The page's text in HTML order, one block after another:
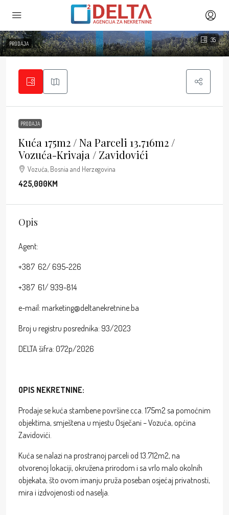
35
PRODAJA
PRODAJA
Kuća 175m2 / Na Parceli 13.716m2 /
Vozuća-Krivaja / Zavidovići
Vozuća, Bosnia and Herzegovina
425,000KM
Opis
Agent:
+387 62/ 695-226
+387 61/ 939-814
e-mail: marketing@deltanekretnine.ba
Broj u registru posrednika: 93/2023
DELTA šifra: 072p/2026
OPIS NEKRETNINE:
Prodaje se kuća stambene površine cca. 175m2 sa pomoćnim
objektima, smještena u mjestu Osječani – Vozuća, općina
Zavidovići.
Kuća se nalazi na prostranoj parceli od 13.712m2, na
otvorenoj lokaciji, okružena prirodom i sa vrlo malo okolnih
objekata, što ovom imanju pruža poseban osjećaj privatnosti,
mira i izdvojenosti od naselja.